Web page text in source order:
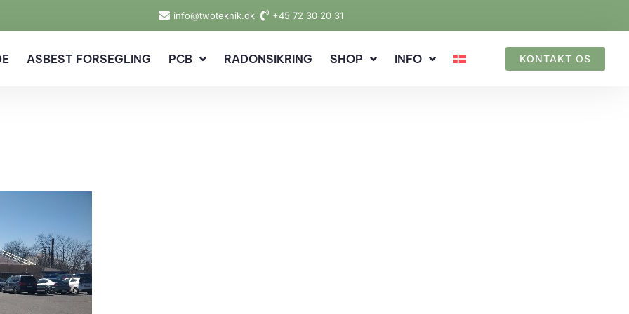
info@twoteknik.dk +45 72 30 20 31
ASBEST FORSEGLING PCB RADONSIKRING SHOP INFO KONTAKT OS